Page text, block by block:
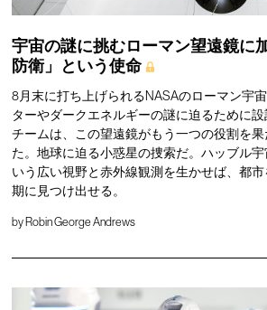
宇宙の謎に挑むローマン望遠鏡に
防衛」という使命
8月末に打ち上げられるNASAのローマン宇
ターやダークエネルギーの謎に迫るために
チームは、この望遠鏡がもう一つの役割を
た。地球に迫る小惑星の捜索だ。ハッブル宇
いう広い視野と赤外線観測を生かせば、都
期に見つけ出せる。
by Robin George Andrews